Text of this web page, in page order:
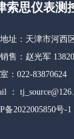
索思仪表测
址：天津市河西
售：赵光军
：022-83870624
：
备2022005850号-1